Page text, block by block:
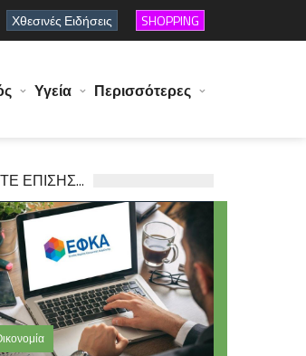
Χθεσινές Ειδήσεις SHOPPING
Υγεία Περισσότερες
ΕΠΙΣΗΣ...